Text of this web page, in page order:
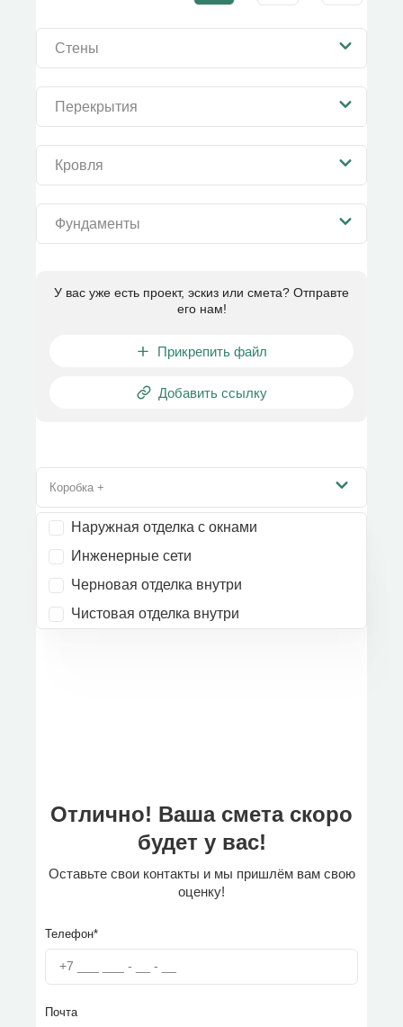
Стены
Перекрытия
Кровля
Фундаменты
У вас уже есть проект, эскиз или смета? Отправте
его нам!
Прикрепить файл
Добавить ссылку
Коробка +
Наружная отделка с окнами
Инженерные сети
Черновая отделка внутри
Чистовая отделка внутри
Отлично! Ваша смета скоро
будет у вас!
Оставьте свои контакты и мы пришлём вам свою
оценку!
Телефон*
Почта